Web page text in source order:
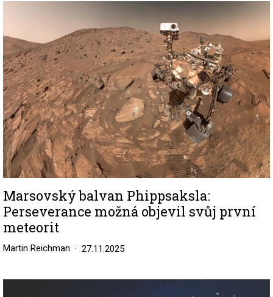
Marsovský balvan Phippsaksla:
Perseverance možná objevil svůj první
meteorit
Martin Reichman 27.11.2025